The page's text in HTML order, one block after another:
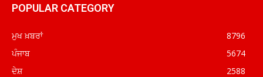
POPULAR CATEGORY
ਮੁਖ ਖ਼ਬਰਾਂ
8796
ਪੰਜਾਬ
5674
ਦੇਸ਼
2588